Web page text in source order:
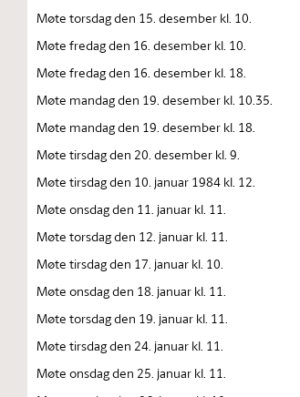
Møte torsdag den 15. desember kl. 10.
Møte fredag den 16. desember kl. 10.
Møte fredag den 16. desember kl. 18.
Møte mandag den 19. desember kl. 10.35.
Møte mandag den 19. desember kl. 18.
Møte tirsdag den 20. desember kl. 9.
Møte tirsdag den 10. januar 1984 kl. 12.
Møte onsdag den 11. januar kl. 11.
Møte torsdag den 12. januar kl. 11.
Møte tirsdag den 17. januar kl. 10.
Møte onsdag den 18. januar kl. 11.
Møte torsdag den 19. januar kl. 11.
Møte tirsdag den 24. januar kl. 11.
Møte onsdag den 25. januar kl. 11.